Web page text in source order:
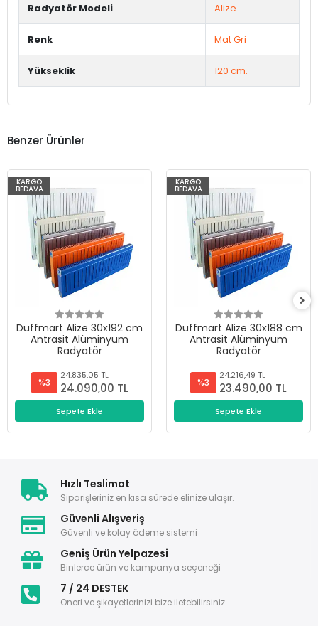
Radyatör Modeli Alize
Renk Mat Gri
Yükseklik 120 cm.
Benzer Ürünler
KARGO
BEDAVA
Duffmart Alize 30x192 cm
Antrasit Alüminyum
Radyatör
%3
24.835,05 TL
24.090,00 TL
Sepete Ekle
KARGO
BEDAVA
Duffmart Alize 30x188 cm
Antrasit Alüminyum
Radyatör
%3
24.216,49 TL
23.490,00 TL
Sepete Ekle
Hızlı Teslimat
Siparişleriniz en kısa sürede elinize ulaşır.
Güvenli Alışveriş
Güvenli ve kolay ödeme sistemi
Geniş Ürün Yelpazesi
Binlerce ürün ve kampanya seçeneği
7 / 24 DESTEK
Öneri ve şikayetlerinizi bize iletebilirsiniz.